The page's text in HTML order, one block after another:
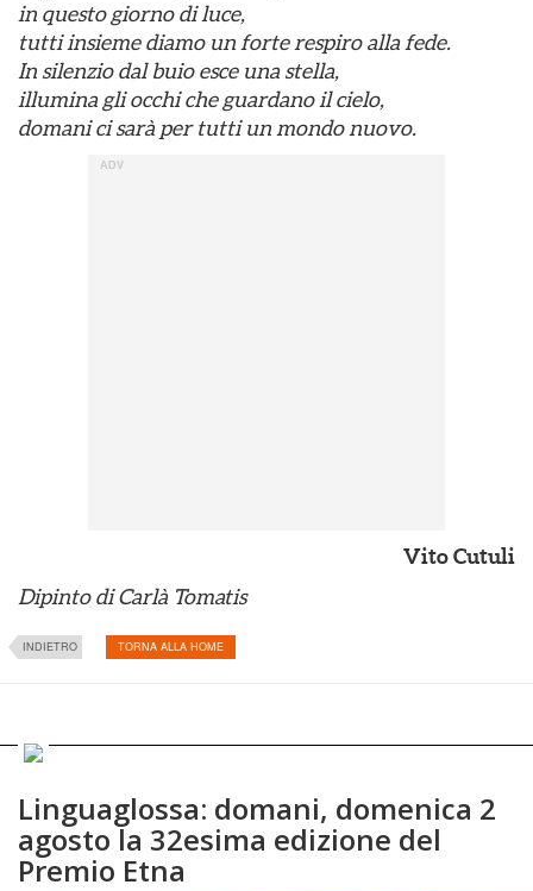
in questo giorno di luce,
tutti insieme diamo un forte respiro alla fede.
In silenzio dal buio esce una stella,
illumina gli occhi che guardano il cielo,
domani ci sarà per tutti un mondo nuovo.
Vito Cutuli
Dipinto di Carlà Tomatis
INDIETRO TORNA ALLA HOME
Linguaglossa: domani, domenica 2
agosto la 32esima edizione del
Premio Etna